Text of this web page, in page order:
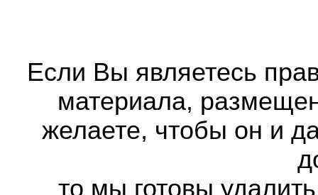
Если Вы являетесь
материала,
желаете, чтобы он и
то мы готовы